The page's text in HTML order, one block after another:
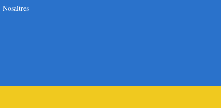
Nosaltres